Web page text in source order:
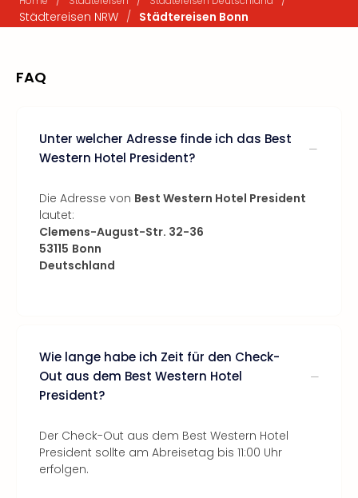
Städtereisen NRW / Städtereisen Bonn
FAQ
Unter welcher Adresse finde ich das Best
Western Hotel President?
Die Adresse von Best Western Hotel President
lautet:
Clemens-August-Str. 32-36
53115 Bonn
Deutschland
Wie lange habe ich Zeit für den Check-
Out aus dem Best Western Hotel
President?
Der Check-Out aus dem Best Western Hotel
President sollte am Abreisetag bis 11:00 Uhr
erfolgen.